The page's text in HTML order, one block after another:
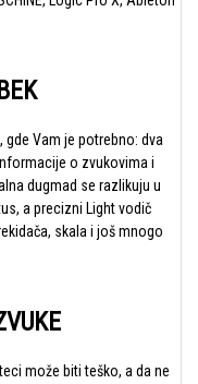
gde Vam je potrebno: dva
o zvukovima i
dugmad se razlikuju u
a precizni Light vodič
skala i još mnogo
može biti teško, a da ne